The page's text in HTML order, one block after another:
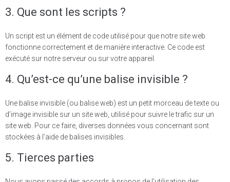
3. Que sont les scripts ?
Un script est un élément de code utilisé pour que notre site web
fonctionne correctement et de manière interactive. Ce code est
exécuté sur notre serveur ou sur votre appareil.
4. Qu’est-ce qu’une balise invisible ?
Une balise invisible (ou balise web) est un petit morceau de texte ou
d’image invisible sur un site web, utilisé pour suivre le trafic sur un
site web. Pour ce faire, diverses données vous concernant sont
stockées à l’aide de balises invisibles.
5. Tierces parties